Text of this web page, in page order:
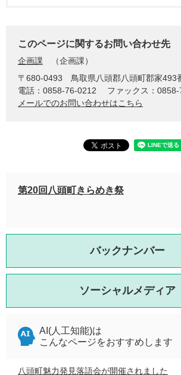
このページに関するお問い合わせ先
企画課
企画課
〒680-0493
鳥取県八頭郡八頭町郡家493
電話：0858-76-0212
ファックス：
メールでのお問い合わせはこちら
第20回八頭町きらめき祭
バックナンバー
ソーシャルメディア
AI(人工知能)は
こんなページをおすすめします
八頭町魅力発見落語会が開催されました